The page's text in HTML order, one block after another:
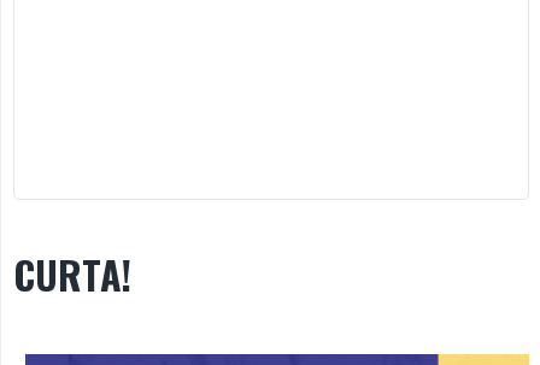
CURTA!